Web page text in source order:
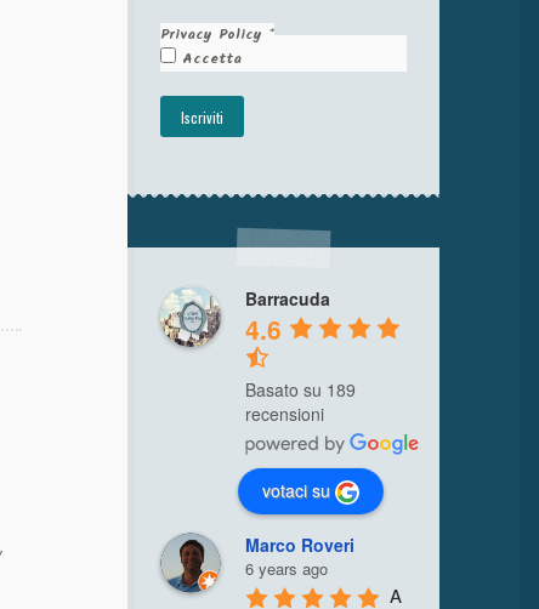
Privacy Policy *
Accetta
Barracuda
4.6
Basato su 189
recensioni
votaci su
Marco Roveri
6 years ago
A